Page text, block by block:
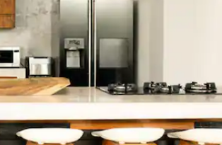
vers le bas pour les parcourir ou en appuyant